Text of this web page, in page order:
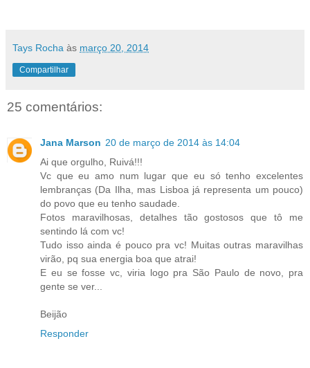
Tays Rocha às março 20, 2014
Compartilhar
25 comentários:
Jana Marson 20 de março de 2014 às 14:04
Ai que orgulho, Ruivá!!!
Vc que eu amo num lugar que eu só tenho excelentes
lembranças (Da Ilha, mas Lisboa já representa um pouco)
do povo que eu tenho saudade.
Fotos maravilhosas, detalhes tão gostosos que tô me
sentindo lá com vc!
Tudo isso ainda é pouco pra vc! Muitas outras maravilhas
virão, pq sua energia boa que atrai!
E eu se fosse vc, viria logo pra São Paulo de novo, pra
gente se ver...
Beijão
Responder